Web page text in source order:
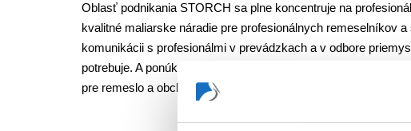
Oblasť podnikania STORCH sa plne koncentruje na
kvalitné maliarske náradie pre profesionálnych remeselníkov
komunikácii s profesionálmi v prevádzkach a v odbore
potrebuje. A ponúkame pre to riešenia, ktoré sú presne
pre remeslo a obchod vždy perfektný výber produktov,